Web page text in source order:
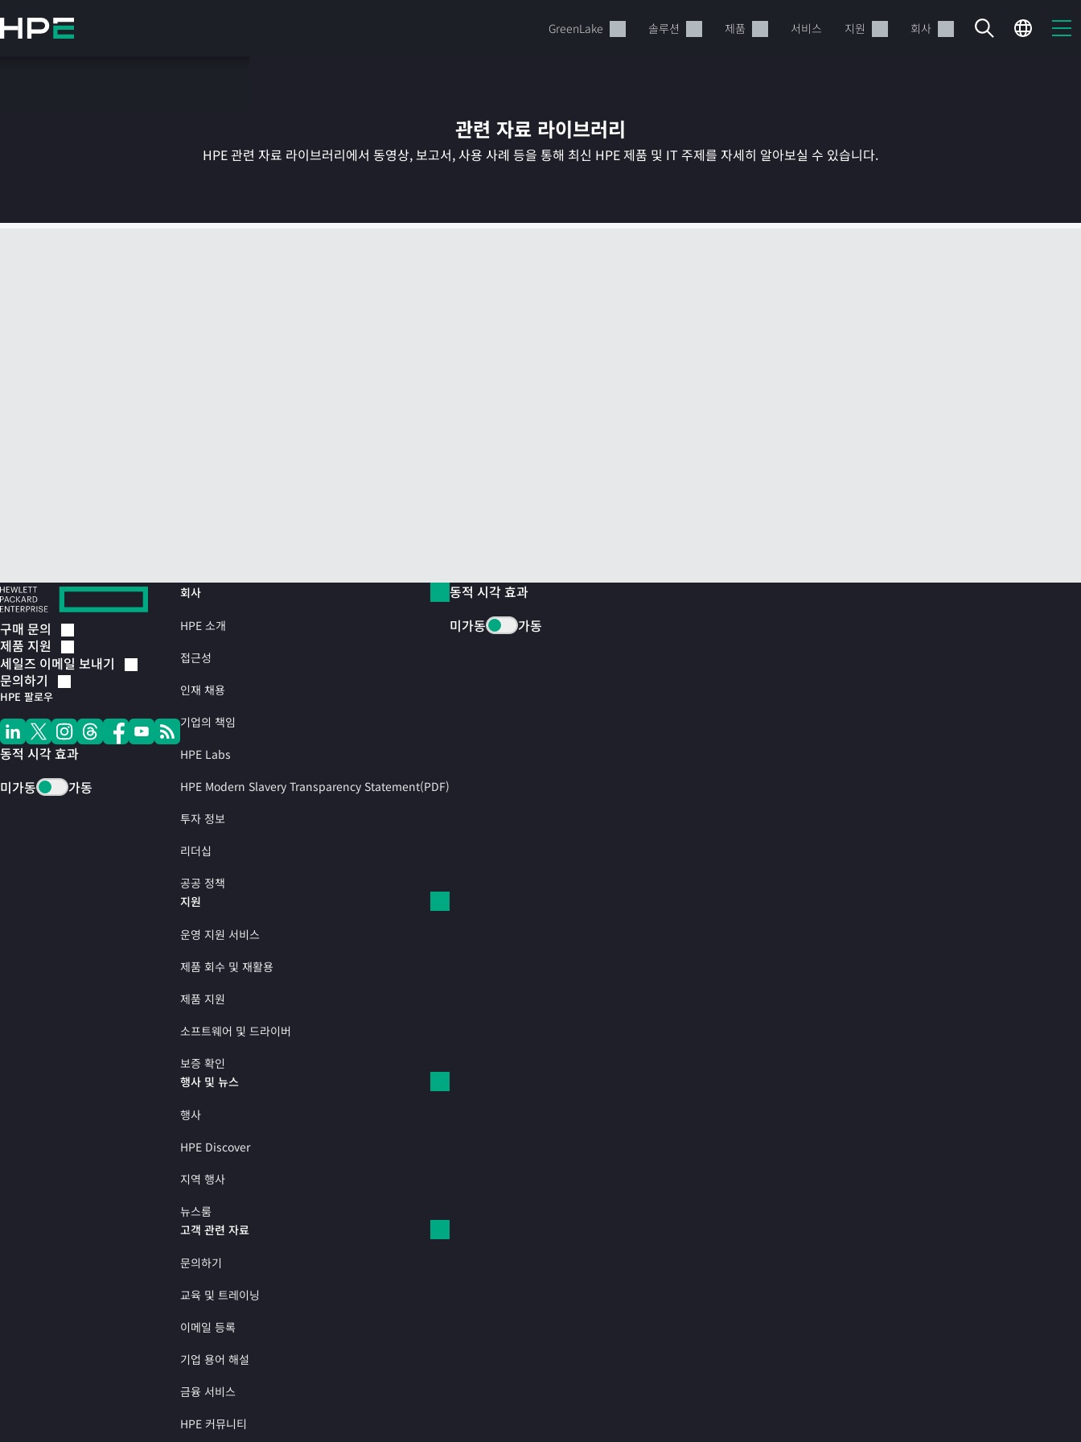
요
GreenLake 솔루션 제품 서비스 지원 회사
현재 장바구니가 비어있습니다
관련 자료 라이브러리
HPE 관련 자료 라이브러리에서 동영상, 보고서, 사용 사례 등을 통해 최신 HPE 제품 및 IT 주제를 자세히 알아보실 수 있습니다.
구매 문의
제품 지원
세일즈 이메일 보내기
문의하기
HPE 팔로우
동적 시각 효과
미가동
가동
회사
HPE 소개
접근성
인재 채용
기업의 책임
HPE Labs
HPE Modern Slavery Transparency Statement(PDF)
투자 정보
리더십
공공 정책
지원
운영 지원 서비스
제품 회수 및 재활용
제품 지원
소프트웨어 및 드라이버
보증 확인
행사 및 뉴스
행사
HPE Discover
지역 행사
뉴스룸
고객 관련 자료
문의하기
교육 및 트레이닝
이메일 등록
기업 용어 해설
금융 서비스
HPE 커뮤니티
동적 시각 효과
미가동
가동